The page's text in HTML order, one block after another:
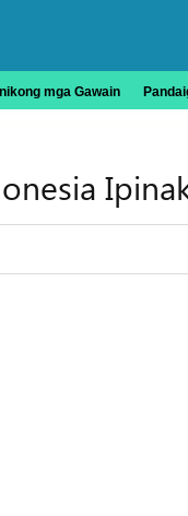
mga Gawain